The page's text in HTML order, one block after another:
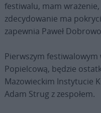
festiwalu, mam
zdecydowanie ma
zapewnia Paweł
Pierwszym
Popielcową, będzie
Mazowieckim Instytucie
Adam Strug z zespołem.